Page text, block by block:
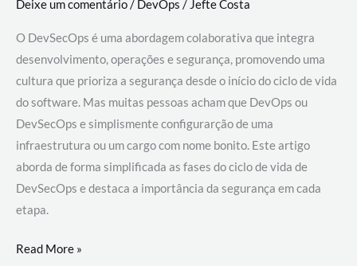
Deixe um comentário/ DevOps /Jefte Costa
O DevSecOps é uma abordagem colaborativa que integra
desenvolvimento, operações e segurança, promovendo uma
cultura que prioriza a segurança desde o início do ciclo de vida
do software. Mas muitas pessoas acham que DevOps ou
DevSecOps e simplismente configurarção de uma
infraestrutura ou um cargo com nome bonito. Este artigo
aborda de forma simplificada as fases do ciclo de vida de
DevSecOps e destaca a importância da segurança em cada
etapa.
DevSecOps
Read More »